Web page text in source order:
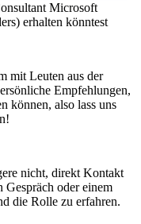
Microsoft
erhalten könntest
mit Leuten aus der
Empfehlungen,
können, also lass uns
nicht, direkt Kontakt
Gespräch oder einem
die Rolle zu erfahren.